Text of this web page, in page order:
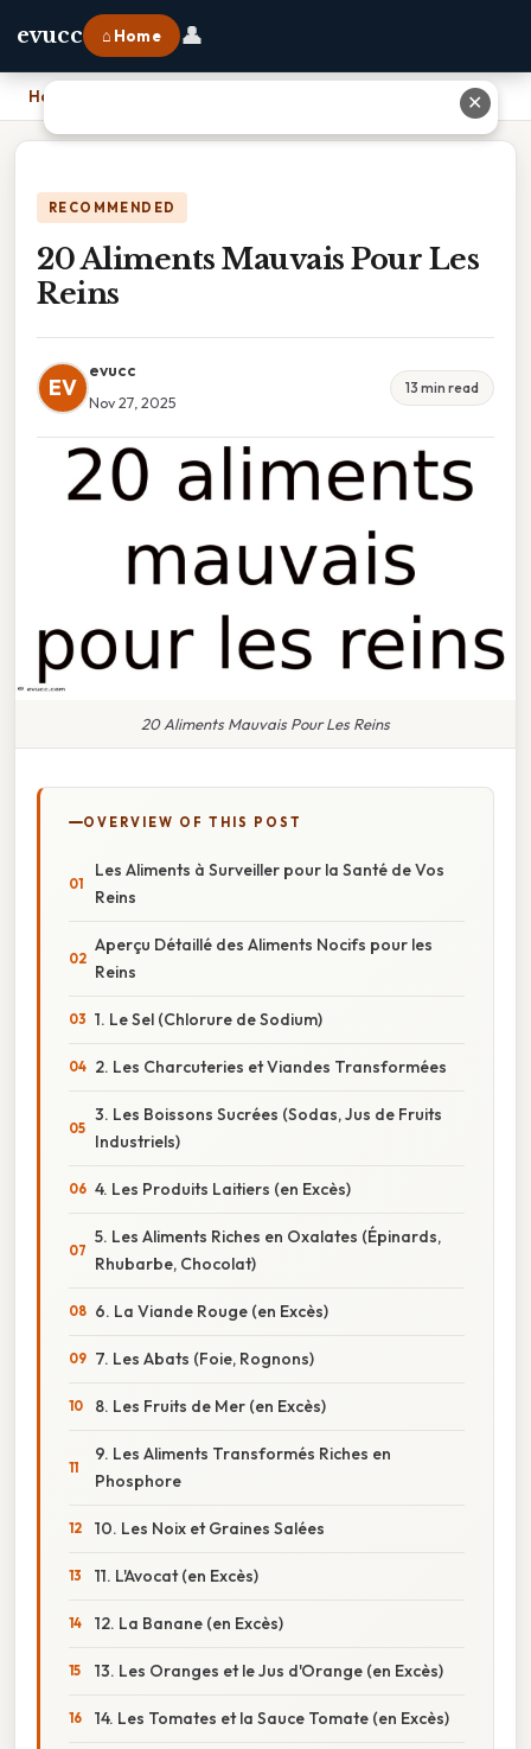
evucc ⌂ Home 👤
Home
RECOMMENDED
20 Aliments Mauvais Pour Les
Reins
EV
evucc
Nov 27, 2025
13 min read
20 Aliments Mauvais Pour Les Reins
OVERVIEW OF THIS POST
Les Aliments à Surveiller pour la Santé de Vos
Reins
Aperçu Détaillé des Aliments Nocifs pour les
Reins
1. Le Sel (Chlorure de Sodium)
2. Les Charcuteries et Viandes Transformées
3. Les Boissons Sucrées (Sodas, Jus de Fruits
Industriels)
4. Les Produits Laitiers (en Excès)
5. Les Aliments Riches en Oxalates (Épinards,
Rhubarbe, Chocolat)
6. La Viande Rouge (en Excès)
7. Les Abats (Foie, Rognons)
8. Les Fruits de Mer (en Excès)
9. Les Aliments Transformés Riches en
Phosphore
10. Les Noix et Graines Salées
11. L'Avocat (en Excès)
12. La Banane (en Excès)
13. Les Oranges et le Jus d'Orange (en Excès)
14. Les Tomates et la Sauce Tomate (en Excès)
✕